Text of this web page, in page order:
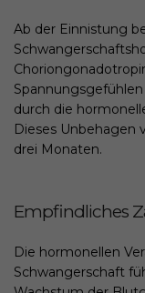
Ab der Einnistung
durch die
Dieses Unbehagen
drei Monaten.
Empfindliches
Die hormonellen
Schwangerschaft